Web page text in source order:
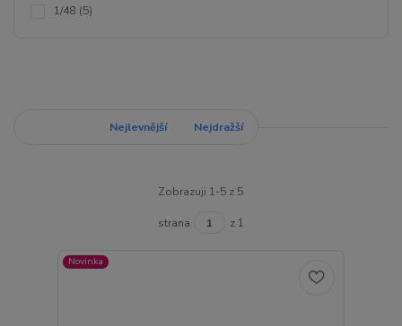
1/48 (5)
Nejlevnější Nejdražší
Zobrazuji 1-5 z 5
strana z 1
Novinka